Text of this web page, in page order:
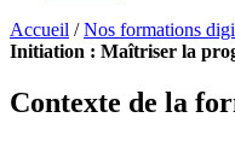
Accueil /Nos formations
Initiation : Maîtriser la
Contexte de la